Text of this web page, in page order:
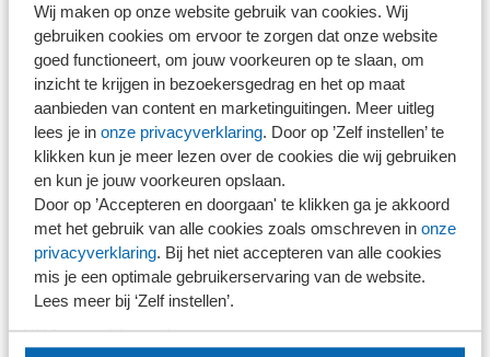
Wij maken op onze website gebruik van cookies. Wij
gebruiken cookies om ervoor te zorgen dat onze website
goed functioneert, om jouw voorkeuren op te slaan, om
inzicht te krijgen in bezoekersgedrag en het op maat
aanbieden van content en marketinguitingen. Meer uitleg
lees je in onze privacyverklaring. Door op ’Zelf instellen’ te
klikken kun je meer lezen over de cookies die wij gebruiken
en kun je jouw voorkeuren opslaan.
Door op ’Accepteren en doorgaan' te klikken ga je akkoord
met het gebruik van alle cookies zoals omschreven in onze
privacyverklaring. Bij het niet accepteren van alle cookies
mis je een optimale gebruikerservaring van de website.
Lees meer bij ‘Zelf instellen’.
Stel je vaktechnische vraag
Branche in Zicht
Dossiers
Kantoorvinder
Nieuwsbank
Handige links
Veilig bestanden delen
SRA-gecertificeerd